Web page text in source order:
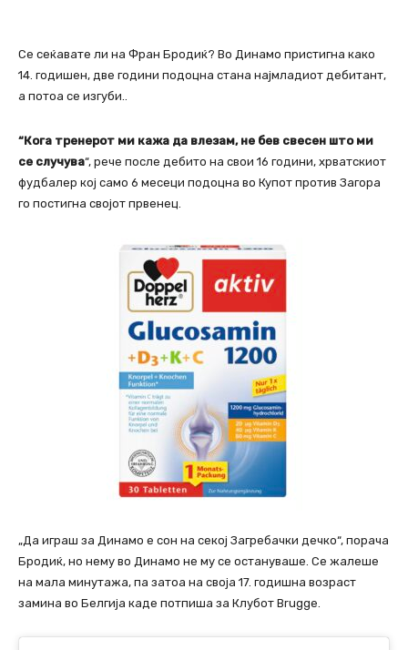
Се сеќавате ли на Фран Бродиќ? Во Динамо пристигна како
14. годишен, две години подоцна стана најмладиот дебитант,
а потоа се изгуби..
“Кога тренерот ми кажа да влезам, не бев свесен што ми
се случува“, рече после дебито на свои 16 години, хрватскиот
фудбалер кој само 6 месеци подоцна во Купот против Загора
го постигна својот првенец.
„Да играш за Динамо е сон на секој Загребачки дечко“, порача
Бродиќ, но нему во Динамо не му се остануваше. Се жалеше
на мала минутажа, па затоа на своја 17. годишна возраст
замина во Белгија каде потпиша за Клубот Brugge.